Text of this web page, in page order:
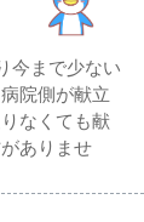
今まで少ない
院側が献立
なくても献
ありませ